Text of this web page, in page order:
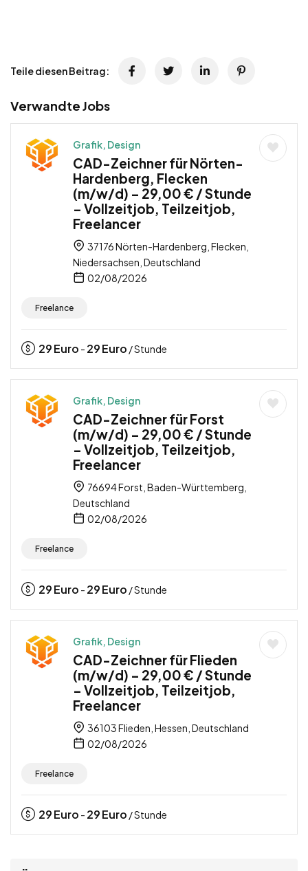
Teile diesen Beitrag:
Verwandte Jobs
Grafik, Design
CAD-Zeichner für Nörten-
Hardenberg, Flecken
(m/w/d) – 29,00 € / Stunde
– Vollzeitjob, Teilzeitjob,
Freelancer
37176 Nörten-Hardenberg, Flecken,
Niedersachsen, Deutschland
02/08/2026
Freelance
29Euro - 29Euro / Stunde
Grafik, Design
CAD-Zeichner für Forst
(m/w/d) – 29,00 € / Stunde
– Vollzeitjob, Teilzeitjob,
Freelancer
76694 Forst, Baden-Württemberg,
Deutschland
02/08/2026
Freelance
29Euro - 29Euro / Stunde
Grafik, Design
CAD-Zeichner für Flieden
(m/w/d) – 29,00 € / Stunde
– Vollzeitjob, Teilzeitjob,
Freelancer
36103 Flieden, Hessen, Deutschland
02/08/2026
Freelance
29Euro - 29Euro / Stunde